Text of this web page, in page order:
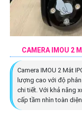
CAMERA IMOU 2
Camera IMOU 2 Mắt
lượng cao với độ phân
chi tiết. Với khả năng
cấp tầm nhìn toàn diện